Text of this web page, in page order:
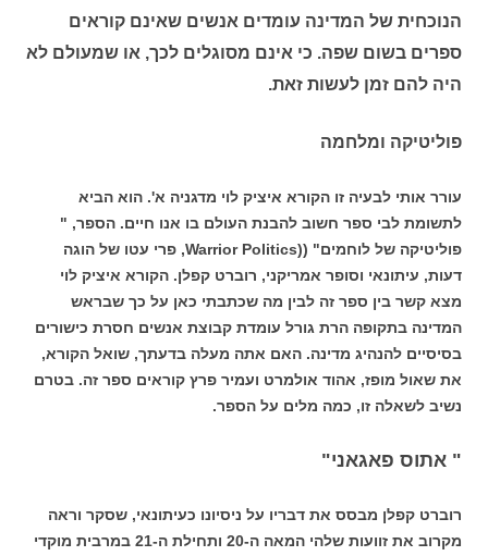
הנוכחית של המדינה עומדים אנשים שאינם קוראים
ספרים בשום שפה. כי אינם מסוגלים לכך, או שמעולם לא
היה להם זמן לעשות זאת.
פוליטיקה ומלחמה
עורר אותי לבעיה זו הקורא איציק לוי מדגניה א'. הוא הביא
לתשומת לבי ספר חשוב להבנת העולם בו אנו חיים. הספר, "
פוליטיקה של לוחמים" ((Warrior Politics, פרי עטו של הוגה
דעות, עיתונאי וסופר אמריקני, רוברט קפלן. הקורא איציק לוי
מצא קשר בין ספר זה לבין מה שכתבתי כאן על כך שבראש
המדינה בתקופה הרת גורל עומדת קבוצת אנשים חסרת כישורים
בסיסיים להנהיג מדינה. האם אתה מעלה בדעתך, שואל הקורא,
את שאול מופז, אהוד אולמרט ועמיר פרץ קוראים ספר זה. בטרם
נשיב לשאלה זו, כמה מלים על הספר.
" אתוס פאגאני"
רוברט קפלן מבסס את דבריו על ניסיונו כעיתונאי, שסקר וראה
מקרוב את זוועות שלהי המאה ה-20 ותחילת ה-21 במרבית מוקדי